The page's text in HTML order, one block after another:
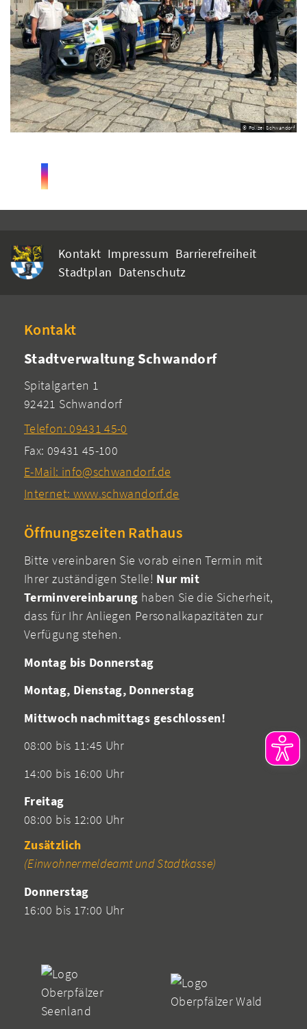
© Polizei Schwandorf
Kontakt Impressum Barrierefreiheit
Stadtplan Datenschutz
Kontakt
Stadtverwaltung Schwandorf
Spitalgarten 1
92421 Schwandorf
Telefon: 09431 45-0
Fax: 09431 45-100
E-Mail: info@schwandorf.de
Internet: www.schwandorf.de
Öffnungszeiten Rathaus
Bitte vereinbaren Sie vorab einen Termin mit
Ihrer zuständigen Stelle! Nur mit
Terminvereinbarung haben Sie die Sicherheit,
dass für Ihr Anliegen Personalkapazitäten zur
Verfügung stehen.
Montag bis Donnerstag
Montag, Dienstag, Donnerstag
Mittwoch nachmittags geschlossen!
08:00 bis 11:45 Uhr
14:00 bis 16:00 Uhr
Freitag
08:00 bis 12:00 Uhr
Zusätzlich
(Einwohnermeldeamt und Stadtkasse)
Donnerstag
16:00 bis 17:00 Uhr